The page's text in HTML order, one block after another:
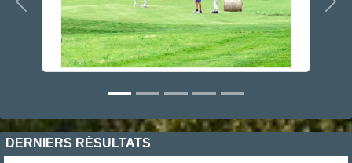
Précedent
DERNIERS RÉSULTATS